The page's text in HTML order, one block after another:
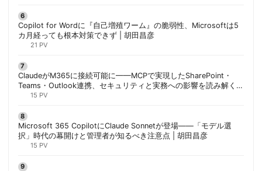
Copilot for Wordに『自己増殖ワーム』の脆弱性、Microsoftは5
カ月経っても根本対策できず | 胡田昌彦
21 PV
ClaudeがM365に接続可能に——MCPで実現したSharePoint・
Teams・Outlook連携、セキュリティと実務への影響を読み解く |
胡田昌彦
15 PV
Microsoft 365 CopilotにClaude Sonnetが登場——「モデル選
択」時代の幕開けと管理者が知るべき注意点 | 胡田昌彦
15 PV